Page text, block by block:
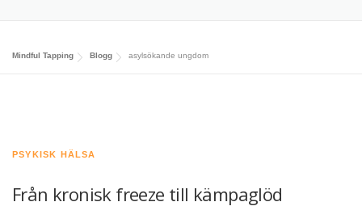
Mindful Tapping Blogg asylsökande ungdom
PSYKISK HÄLSA
Från kronisk freeze till kämpaglöd